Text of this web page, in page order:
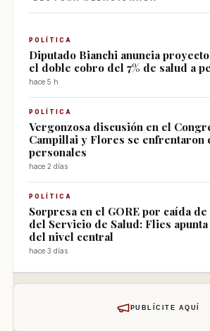
POLÍTICA
Diputado Bianchi anuncia
el doble cobro del 7% de salud a
hace 5 h
POLÍTICA
Vergonzosa discusión en el
Campillai y Flores se enfrentaron
personales
hace 2 días
POLÍTICA
Sorpresa en el GORE por caída
del Servicio de Salud: Flies
del nivel central
hace 3 días
PUBLÍCITE AQUÍ